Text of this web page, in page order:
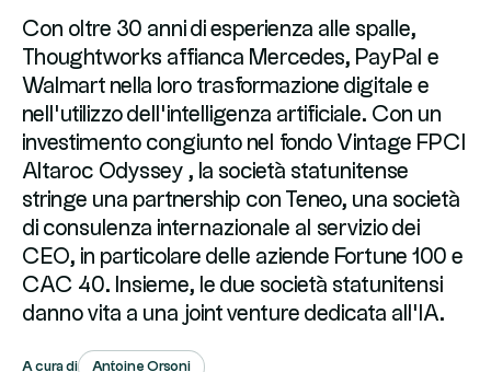
Con oltre 30 anni di esperienza alle spalle,
Thoughtworks affianca Mercedes, PayPal e
Walmart nella loro trasformazione digitale e
nell’utilizzo dell’intelligenza artificiale. Con un
investimento congiunto nel fondo Vintage FPCI
Altaroc Odyssey , la società statunitense
stringe una partnership con Teneo, una società
di consulenza internazionale al servizio dei
CEO, in particolare delle aziende Fortune 100 e
CAC 40. Insieme, le due società statunitensi
danno vita a una joint venture dedicata all’IA.
A cura di Antoine Orsoni